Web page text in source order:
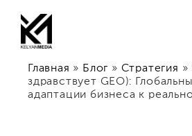
Главная » Блог » Стратегия »
здравствует GEO):
адаптации бизнеса к